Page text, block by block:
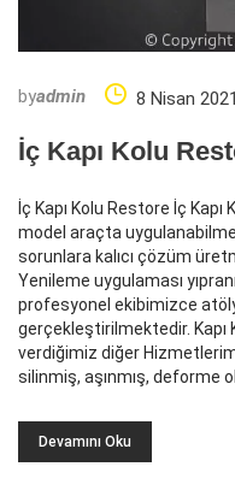
byadmin 8 Nisan 2021
İç Kapı Kolu
İç Kapı Kolu Restore İç
model araçta
sorunlara kalıcı çözüm
Yenileme uygulaması
profesyonel ekibimizce
gerçekleştirilmektedir. Kapı
verdiğimiz diğer
silinmiş, aşınmış, deforme
Devamını Oku